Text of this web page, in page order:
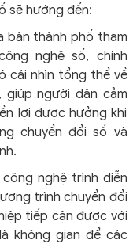
sẽ hướng đến:
bàn thành phố tham
nghệ số, chính
cái nhìn tổng thể về
người dân cảm
lợi được hưởng khi
chuyển đổi số và
nghệ trình diễn
trình chuyển đổi
tiếp cận được với
không gian để các